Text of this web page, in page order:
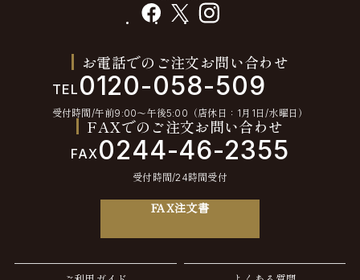
facebook instagram
お電話でのご注文お問い合わせ
TEL 0120-058-509
受付時間/午前9:00〜午後5:00（店休日：1月1日/水曜日）
FAXでのご注文お問い合わせ
FAX0244-46-2355
受付時間/24時間受付
FAX注文書